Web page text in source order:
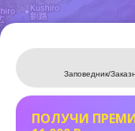
Заповедник/
ПОЛУЧИ